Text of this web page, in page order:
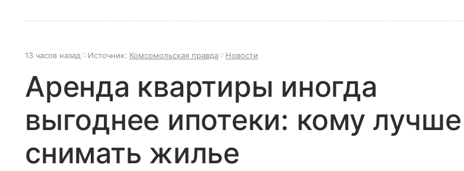
13 часов назад Источник: Комсомольская правда Новости
Аренда квартиры иногда
выгоднее ипотеки: кому лучше
снимать жилье